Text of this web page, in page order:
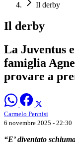
Il derby
Il derby
La Juventus
famiglia
provare a
Carmelo Pennisi
6 novembre 2025 - 22:30
“E’ diventato